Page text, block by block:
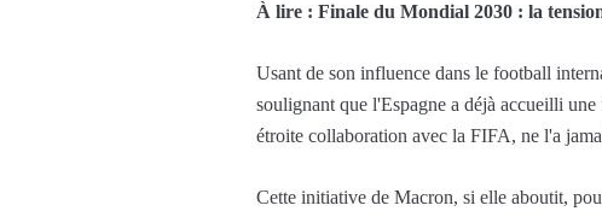
À lire : Finale du Mondial 2030 : la
Usant de son influence dans le football
soulignant que l'Espagne a déjà accueilli
étroite collaboration avec la FIFA, ne l'a
Cette initiative de Macron, si elle aboutit,